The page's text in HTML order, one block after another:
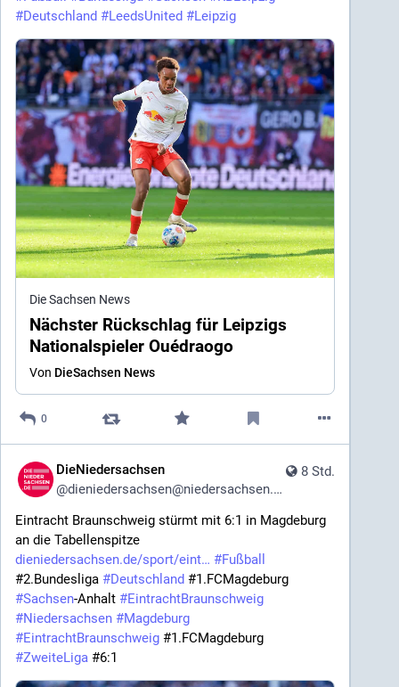
#Deutschland #LeedsUnited #Leipzig
Die Sachsen News
Nächster Rückschlag für Leipzigs
Nationalspieler Ouédraogo
Von DieSachsen News
0
8 Std.
DieNiedersachsen
@dieniedersachsen@niedersachsen.social
Eintracht Braunschweig stürmt mit 6:1 in Magdeburg
an die Tabellenspitze
dieniedersachsen.de/sport/eint
#Fußball
#2.Bundesliga #Deutschland
#Sachsen-Anhalt #EintrachtBraunschweig
#Niedersachsen #Magdeburg
#EintrachtBraunschweig
#ZweiteLiga #6:1